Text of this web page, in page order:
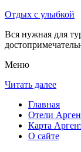
Отдых с улыбкой
Вся нужная для
Меню
Читать далее
Главная
Отели
Карта
О сайте